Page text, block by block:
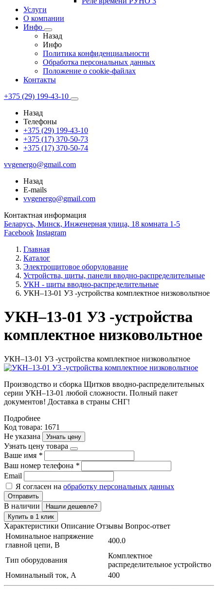
Услуги
О компании
Инфо
Назад
Инфо
Политика конфиденциальности
Обработка персональных данных
Положение о cookie-файлах
Контакты
+375 (29) 199-43-10
Назад
Телефоны
+375 (29) 199-43-10
+375 (17) 370-50-73
+375 (17) 370-50-74
vvgenergo@gmail.com
Назад
E-mails
vvgenergo@gmail.com
Контактная информация
Беларусь, Минск, Инженерная улица, 18 комната 1-5
Facebook Instagram
Главная
Каталог
Электрощитовое оборудование
Устройства, щиты, панели вводно-распределительные
УКН - щиты вводно-распределительные
УКН–13-01 У3 -устройства комплектное низковольтное
УКН–13-01 У3 -устройства
комплектное низковольтное
УКН–13-01 У3 -устройства комплектное низковольтное
Производство и сборка Щитков вводно-распределительных
серии УКН–13-01 любой сложности. Полный пакет
документов! Доставка в страны СНГ!
Подробнее
Код товара: 1671
Не указана
Узнать цену
Узнать цену товара
Ваше имя *
Ваш номер телефона *
Email
Я согласен на обработку персональных данных
Отправить
В наличии
Нашли дешевле?
Купить в 1 клик
Характеристики Описание Отзывы Вопрос-ответ
Номинальное напряжение
главной цепи, В
400.0
Тип оборудования
Комплектное
распределительное устройство
Номинальный ток, А
400